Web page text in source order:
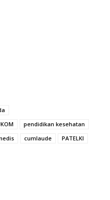
pendidikan kesehatan
cumlaude PATELKI